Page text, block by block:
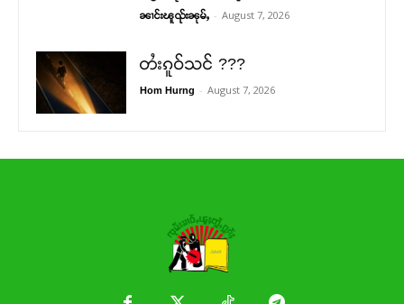
ၼၢင်းၽူၺ်းၼုမ်ႇ - August 7, 2026
တႆးၵူဝ်သင် ???
Hom Hurng - August 7, 2026